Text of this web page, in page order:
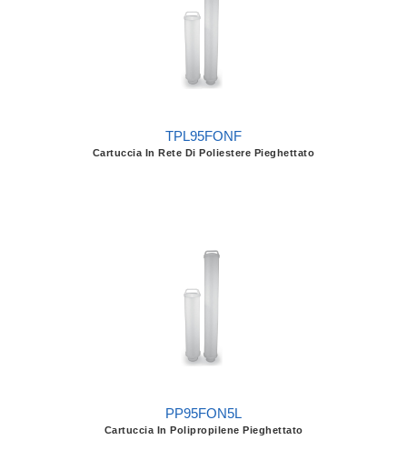
TPL95FONF
Cartuccia In Rete Di Poliestere Pieghettato
PP95FON5L
Cartuccia In Polipropilene Pieghettato